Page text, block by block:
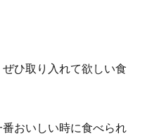
ひ取り入れて欲しい食
おいしい時に食べられ